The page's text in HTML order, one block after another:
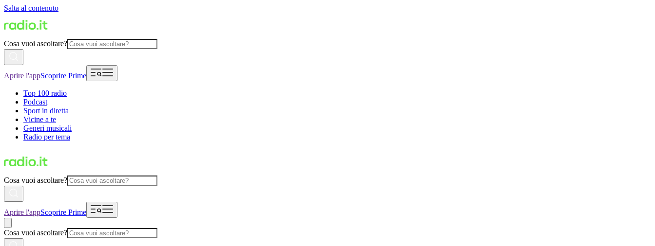
Salta al contenuto
Cosa vuoi ascoltare?
Aprire l'appScoprire Prime
Top 100 radio
Podcast
Sport in diretta
Vicine a te
Generi musicali
Radio per tema
Cosa vuoi ascoltare?
Aprire l'appScoprire Prime
Cosa vuoi ascoltare?